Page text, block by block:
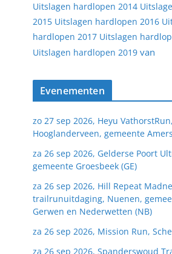
Uitslagen hardlopen 2014
2015 Uitslagen hardlopen 2016
hardlopen 2017 Uitslagen
Uitslagen hardlopen 2019 van
Evenementen
zo 27 sep 2026, Heyu VathorstRun,
Hooglanderveen, gemeente
za 26 sep 2026, Gelderse Poort
gemeente Groesbeek (GE)
za 26 sep 2026, Hill Repeat
trailrunuitdaging, Nuenen,
Gerwen en Nederwetten (NB)
za 26 sep 2026, Mission Run,
za 26 sep 2026, Spanderswoud